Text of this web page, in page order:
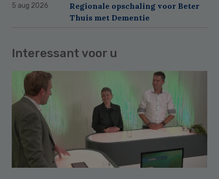
5 aug 2026
Regionale opschaling voor Beter
Thuis met Dementie
Interessant voor u